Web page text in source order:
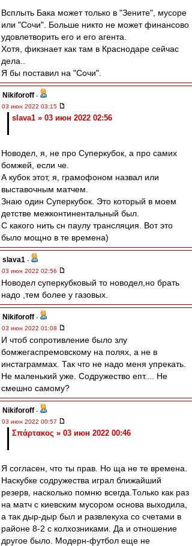
Всплыть Бака может только в "Зените", мусоре
или "Сочи". Больше никто не может финансово
удовлетворить его и его агента.
Хотя, фикзнает как там в Краснодаре сейчас
дела..
Я бы поставил на "Сочи".
Nikiforoff -
03 июн 2022 03:15
slava1 » 03 июн 2022 02:56
Новодел, я, не про Суперкубок, а про самих
бомжей, если че.
А кубок этот, я, грамофоном назвал или
выставочным матчем.
Знаю один Суперкубок. Это который в моем
детстве межконтинентальный был.
С какого нить сн паулу трансляция. Вот это
было мощно в те времена)
slava1 -
03 июн 2022 02:56
Новодел суперкубковый то новодел,но брать
надо ,тем более у газовых.
Nikiforoff -
03 июн 2022 01:08
И чтоб сопротивление было злу
бомжегаспремовскому на полях, а не в
инстаграммах. Так что не надо меня упрекать.
Не маленький уже. Содружество епт.... Не
смешно самому?
Nikiforoff -
03 июн 2022 00:57
Σπάρτακος » 03 июн 2022 00:46
Я согласен, что ты прав. Но ща не те времена.
Наскубке содружества играл ближайший
резерв, насколько помню всегда.Только как раз
на матч с киевским мусором основа выходила,
а так дыр-дыр был и развлекуха со счетами в
районе 8-2 с колхозниками. Да и отношение
другое было. Модерн-футбол еще не